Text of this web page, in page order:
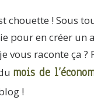
chouette ! Sous
pour en créer un
vous raconte ça ?
mois de
!